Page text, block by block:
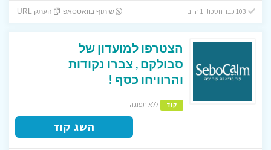
שיתוף בוואטסאפ העתק URL
הצטרפו למועדון של
סבולקם , צברו נקודות
והרוויחו כסף !
קוד ללא תפוגה
השג קוד